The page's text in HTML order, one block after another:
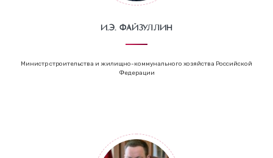
И.Э. Файзуллин
Министр строительства и жилищно-коммунального хозяйства Российской
Федерации